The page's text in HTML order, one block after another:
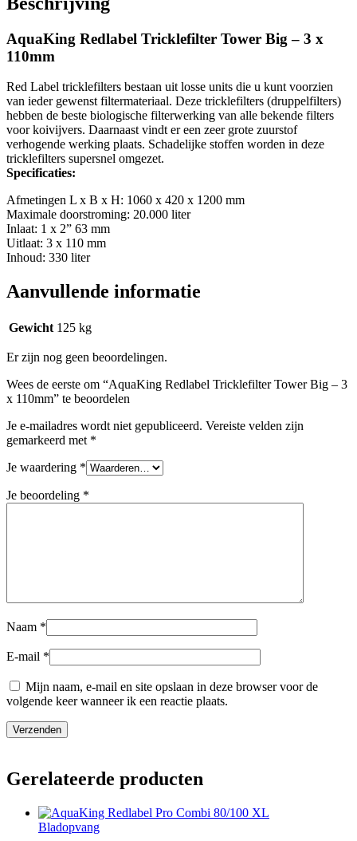
aantal
AquaKing Redlabel Tricklefilter Tower Big – 3 x
110mm
Red Label tricklefilters bestaan uit losse units die u kunt voorzien
van ieder gewenst filtermateriaal. Deze tricklefilters (druppelfilters)
hebben de beste biologische filterwerking van alle bekende filters
voor koivijvers. Daarnaast vindt er een zeer grote zuurstof
verhogende werking plaats. Schadelijke stoffen worden in deze
tricklefilters supersnel omgezet.
Specificaties:
Afmetingen L x B x H: 1060 x 420 x 1200 mm
Maximale doorstroming: 20.000 liter
Inlaat: 1 x 2” 63 mm
Uitlaat: 3 x 110 mm
Inhoud: 330 liter
Aanvullende informatie
Gewicht 125 kg
Er zijn nog geen beoordelingen.
Wees de eerste om “AquaKing Redlabel Tricklefilter Tower Big – 3
x 110mm” te beoordelen
Je e-mailadres wordt niet gepubliceerd. Vereiste velden zijn
gemarkeerd met *
Je waardering *
Je beoordeling *
Naam *
E-mail *
Mijn naam, e-mail en site opslaan in deze browser voor de
volgende keer wanneer ik een reactie plaats.
Gerelateerde producten